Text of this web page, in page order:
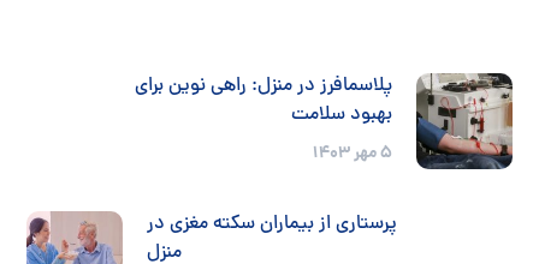
پلاسمافرز در منزل: راهی نوین برای
بهبود سلامت
۵ مهر ۱۴۰۳
پرستاری از بیماران سکته مغزی در
منزل